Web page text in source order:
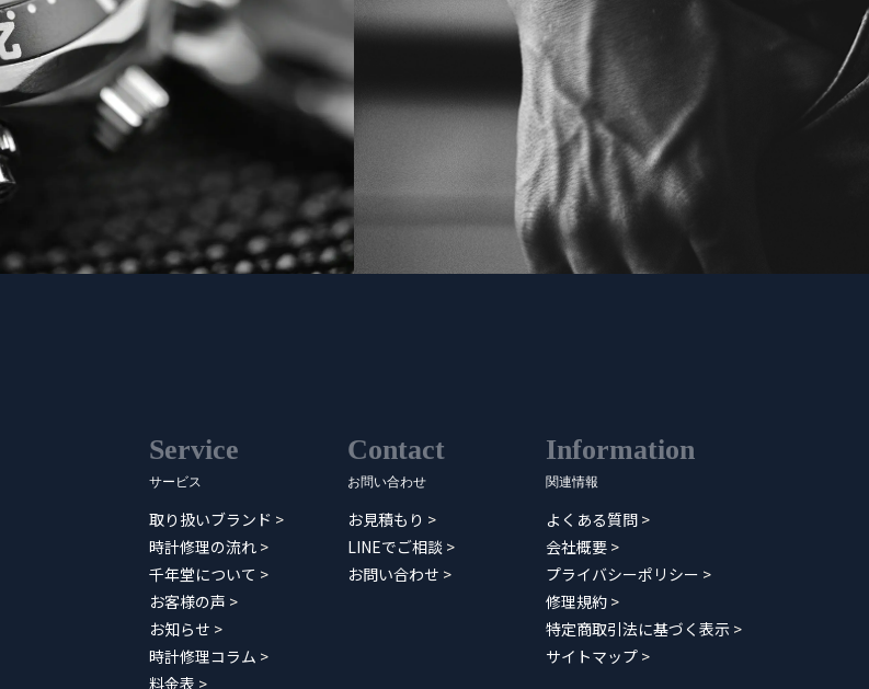
Service
サービス
取り扱いブランド >
時計修理の流れ >
千年堂について >
お客様の声 >
お知らせ >
時計修理コラム >
料金表 >
Contact
お問い合わせ
お見積もり >
LINEでご相談 >
お問い合わせ >
Information
関連情報
よくある質問 >
会社概要 >
プライバシーポリシー >
修理規約 >
特定商取引法に基づく表示 >
サイトマップ >